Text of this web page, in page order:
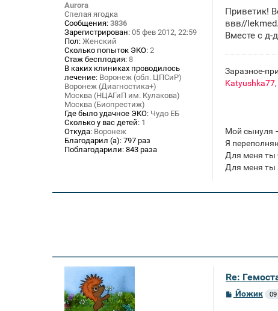
Aurora
Спелая ягодка
Сообщения: 3836
Зарегистрирован: 05 фев 2012, 22:59
Пол: Женский
Сколько попыток ЭКО: 2
Стаж бесплодия: 8
В каких клиниках проводилось
лечение: Воронеж (обл. ЦПСиР)
Воронеж (Диагностика+)
Москва (НЦАГиП им. Кулакова)
Москва (Биопрестиж)
Где было удачное ЭКО: Чудо ЕБ
Сколько у вас детей: 1
Откуда: Воронеж
Благодарил (а): 797 раз
Поблагодарили: 843 раза
б
щ
н
Приветик!
ввв//
Вместе с
Заразное-
Katyushka77,
Мой сынуля
Я
Для меня ты
Для меня ты
Re:
СЙожик